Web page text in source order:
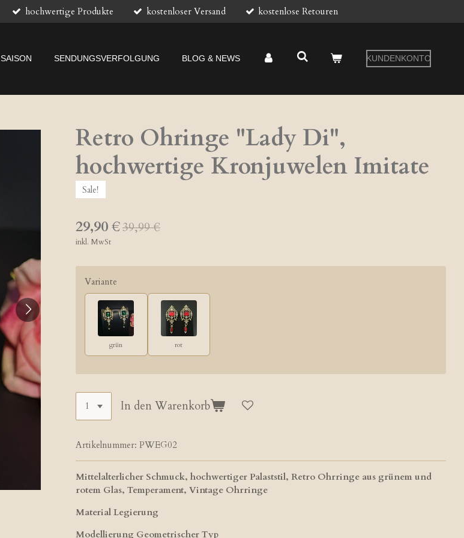
hochwertige Produkte kostenloser Versand kostenlose Retouren
SAISON SENDUNGSVERFOLGUNG BLOG & NEWS KUNDENKONTO
Retro Ohringe "Lady Di",
hochwertige Kronjuwelen Imitate
Sale!
29,90 €39,99 €
inkl. MwSt
Variante
grün rot
In den Warenkorb
Artikelnummer: PWEG02
Mittelalterlicher Schmuck, hochwertiger Palaststil, Retro Ohrringe aus grünem und
rotem Glas, Temperament, Vintage Ohrringe
Material Legierung
Modellierung Geometrischer Typ